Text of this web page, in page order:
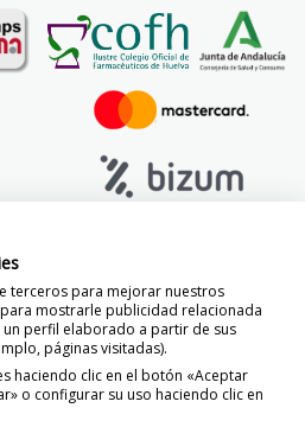
terceros para mejorar nuestros
mostrarle publicidad relacionada
un perfil elaborado a partir de sus
páginas visitadas).
haciendo clic en el botón «Aceptar
o configurar su uso haciendo clic en